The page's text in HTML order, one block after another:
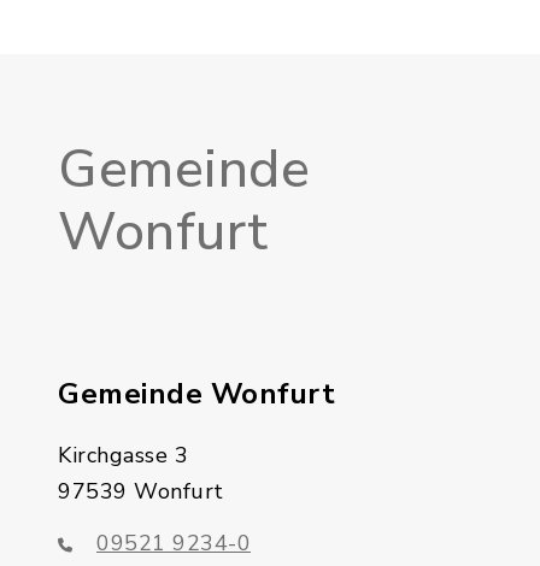
Gemeinde
Wonfurt
Gemeinde Wonfurt
Kirchgasse 3
97539 Wonfurt
09521 9234-0